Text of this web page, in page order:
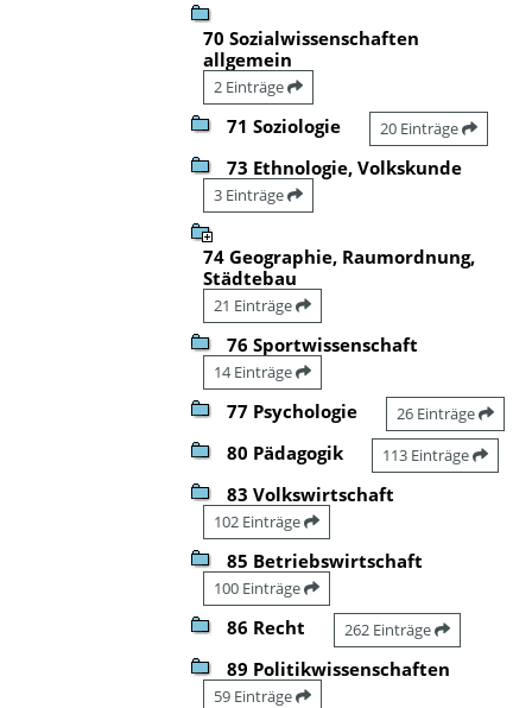
70 Sozialwissenschaften
allgemein
2 Einträge
71 Soziologie 20 Einträge
73 Ethnologie, Volkskunde
3 Einträge
74 Geographie, Raumordnung,
Städtebau
21 Einträge
76 Sportwissenschaft
14 Einträge
77 Psychologie 26 Einträge
80 Pädagogik 113 Einträge
83 Volkswirtschaft
102 Einträge
85 Betriebswirtschaft
100 Einträge
86 Recht 262 Einträge
89 Politikwissenschaften
59 Einträge